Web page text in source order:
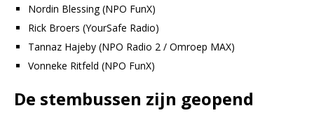
Nordin Blessing (NPO FunX)
Rick Broers (YourSafe Radio)
Tannaz Hajeby (NPO Radio 2 / Omroep MAX)
Vonneke Ritfeld (NPO FunX)
De stembussen zijn geopend